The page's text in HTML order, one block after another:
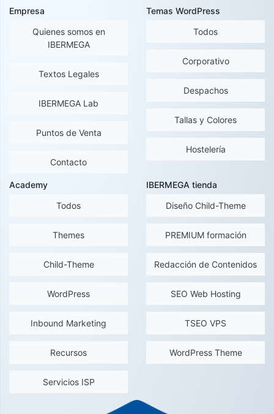
Empresa
Quienes somos en
IBERMEGA
Textos Legales
IBERMEGA Lab
Puntos de Venta
Contacto
Temas WordPress
Todos
Corporativo
Despachos
Tallas y Colores
Hostelería
Academy
Todos
Themes
Child-Theme
WordPress
Inbound Marketing
Recursos
Servicios ISP
IBERMEGA tienda
Diseño Child-Theme
PREMIUM formación
Redacción de Contenidos
SEO Web Hosting
TSEO VPS
WordPress Theme